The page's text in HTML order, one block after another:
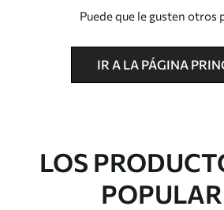
Puede que le gusten otros
IR A LA PÁGINA
LOS